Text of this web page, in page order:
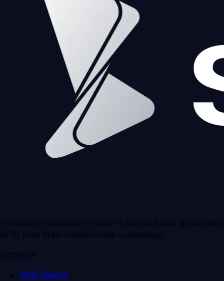
Profesyonel web tasarım ekibi ve yüzlerce aktif iş tecrübesi
ile 10 yıldır dijital projelerinizde yanınızdayız.
Hizmetler
Web Tasarım